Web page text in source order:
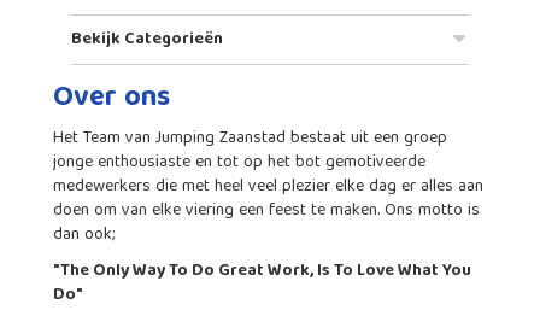
Bekijk Categorieën
Over ons
Het Team van Jumping Zaanstad bestaat uit een groep
jonge enthousiaste en tot op het bot gemotiveerde
medewerkers die met heel veel plezier elke dag er alles aan
doen om van elke viering een feest te maken. Ons motto is
dan ook;
"The Only Way To Do Great Work, Is To Love What You
Do"